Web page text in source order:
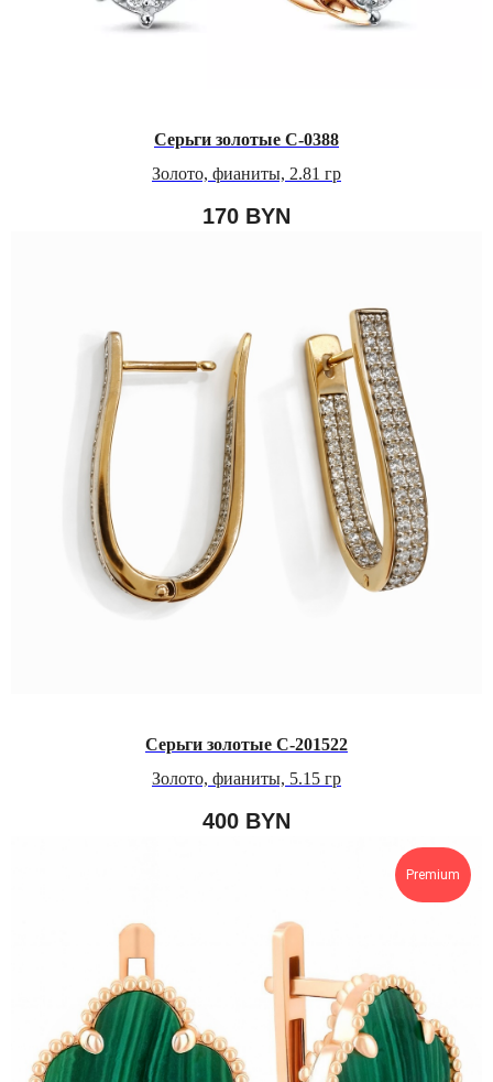
Серьги золотые С-0388
Золото, фианиты, 2.81 гр
170 BYN
Серьги золотые С-201522
Золото, фианиты, 5.15 гр
400 BYN
Premium